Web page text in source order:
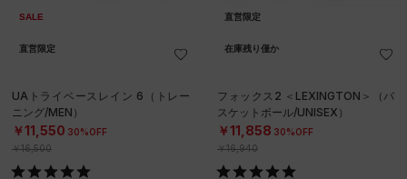
SALE
直営限定
UAトライベースレイン 6（トレー
ニング/MEN）
￥11,550 30%OFF
￥16,500
直営限定
在庫残り僅か
フォックス2 ＜LEXINGTON＞（バ
スケットボール/UNISEX）
￥11,858 30%OFF
￥16,940